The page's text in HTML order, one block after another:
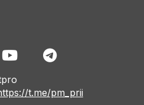
t.me/pm_prii